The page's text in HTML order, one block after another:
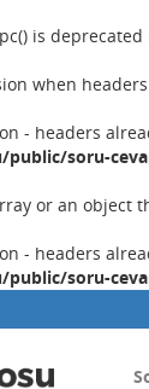
is deprecated
when
- headers
soru-
or an object
- headers
soru-